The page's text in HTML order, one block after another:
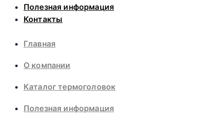
Полезная информация
Контакты
Главная
О компании
Каталог термоголовок
Полезная информация